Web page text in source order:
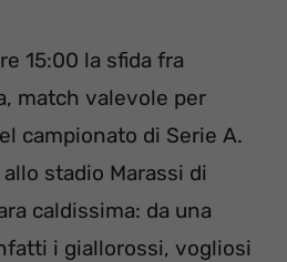
15:00 la sfida fra
match valevole per
campionato di Serie A.
stadio Marassi di
caldissima: da una
i giallorossi, vogliosi